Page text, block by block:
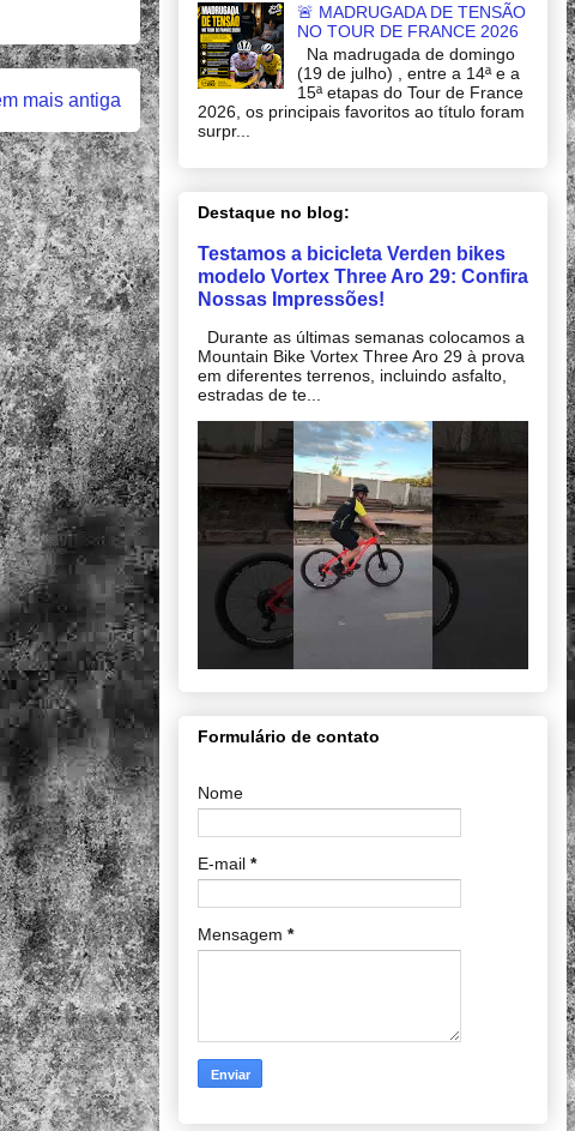
mais antiga
🚨 MADRUGADA DE TENSÃO
NO TOUR DE FRANCE 2026
Na madrugada de domingo
(19 de julho) , entre a 14ª e a
15ª etapas do Tour de France
2026, os principais favoritos ao título foram
surpr...
Destaque no blog:
Testamos a bicicleta Verden bikes
modelo Vortex Three Aro 29: Confira
Nossas Impressões!
Durante as últimas semanas colocamos a
Mountain Bike Vortex Three Aro 29 à prova
em diferentes terrenos, incluindo asfalto,
estradas de te...
Formulário de contato
Nome
E-mail *
Mensagem *